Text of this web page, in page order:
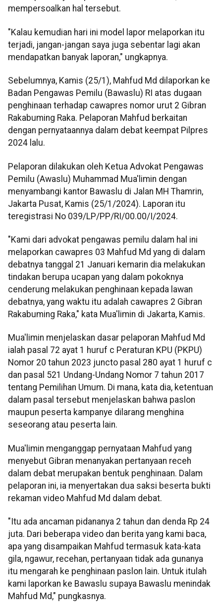
mempersoalkan hal tersebut.
"Kalau kemudian hari ini model lapor melaporkan itu
terjadi, jangan-jangan saya juga sebentar lagi akan
mendapatkan banyak laporan," ungkapnya.
Sebelumnya, Kamis (25/1), Mahfud Md dilaporkan ke
Badan Pengawas Pemilu (Bawaslu) RI atas dugaan
penghinaan terhadap cawapres nomor urut 2 Gibran
Rakabuming Raka. Pelaporan Mahfud berkaitan
dengan pernyataannya dalam debat keempat Pilpres
2024 lalu.
Pelaporan dilakukan oleh Ketua Advokat Pengawas
Pemilu (Awaslu) Muhammad Mua'limin dengan
menyambangi kantor Bawaslu di Jalan MH Thamrin,
Jakarta Pusat, Kamis (25/1/2024). Laporan itu
teregistrasi No 039/LP/PP/RI/00.00/I/2024.
"Kami dari advokat pengawas pemilu dalam hal ini
melaporkan cawapres 03 Mahfud Md yang di dalam
debatnya tanggal 21 Januari kemarin dia melakukan
tindakan berupa ucapan yang dalam pokoknya
cenderung melakukan penghinaan kepada lawan
debatnya, yang waktu itu adalah cawapres 2 Gibran
Rakabuming Raka," kata Mua'limin di Jakarta, Kamis.
Mua'limin menjelaskan dasar pelaporan Mahfud Md
ialah pasal 72 ayat 1 huruf c Peraturan KPU (PKPU)
Nomor 20 tahun 2023 juncto pasal 280 ayat 1 huruf c
dan pasal 521 Undang-Undang Nomor 7 tahun 2017
tentang Pemilihan Umum. Di mana, kata dia, ketentuan
dalam pasal tersebut menjelaskan bahwa paslon
maupun peserta kampanye dilarang menghina
seseorang atau peserta lain.
Mua'limin menganggap pernyataan Mahfud yang
menyebut Gibran menanyakan pertanyaan receh
dalam debat merupakan bentuk penghinaan. Dalam
pelaporan ini, ia menyertakan dua saksi beserta bukti
rekaman video Mahfud Md dalam debat.
"Itu ada ancaman pidananya 2 tahun dan denda Rp 24
juta. Dari beberapa video dan berita yang kami baca,
apa yang disampaikan Mahfud termasuk kata-kata
gila, ngawur, recehan, pertanyaan tidak ada gunanya
itu mengarah ke penghinaan paslon lain. Untuk itulah
kami laporkan ke Bawaslu supaya Bawaslu menindak
Mahfud Md," pungkasnya.